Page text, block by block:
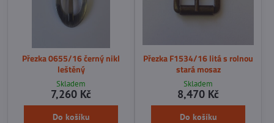
Přezka 0655/16 černý nikl
leštěný
Skladem
7,260 Kč
Do košíku
Přezka F1534/16 litá s rolnou
stará mosaz
Skladem
8,470 Kč
Do košíku